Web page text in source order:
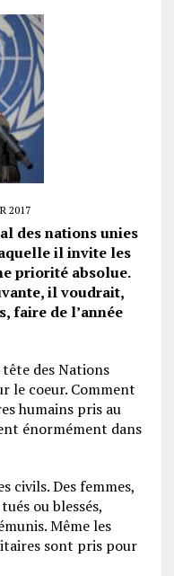
2017
des nations unies
il invite les
priorité absolue.
il voudrait,
faire de l’année
des Nations
le coeur. Comment
humains pris au
énormément dans
civils. Des femmes,
ou blessés,
Même les
sont pris pour